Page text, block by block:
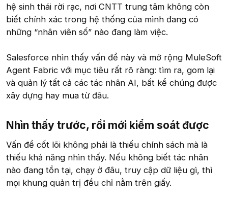
hệ sinh thái rời rạc, nơi CNTT trung tâm không còn
biết chính xác trong hệ thống của mình đang có
những “nhân viên số” nào đang làm việc.
Salesforce nhìn thấy vấn đề này và mở rộng MuleSoft
Agent Fabric với mục tiêu rất rõ ràng: tìm ra, gom lại
và quản lý tất cả các tác nhân AI, bất kể chúng được
xây dựng hay mua từ đâu.
Nhìn thấy trước, rồi mới kiểm soát được​
Vấn đề cốt lõi không phải là thiếu chính sách mà là
thiếu khả năng nhìn thấy. Nếu không biết tác nhân
nào đang tồn tại, chạy ở đâu, truy cập dữ liệu gì, thì
mọi khung quản trị đều chỉ nằm trên giấy.